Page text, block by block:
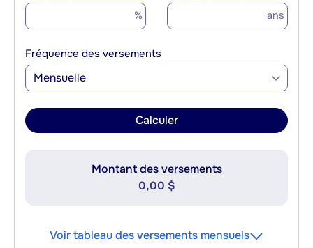
% ans
Fréquence des versements
Mensuelle
Calculer
Montant des versements
0,00 $
Voir tableau des versements mensuels